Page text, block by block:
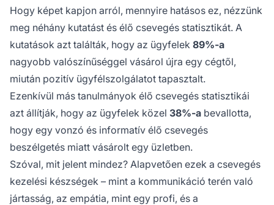
Hogy képet kapjon arról, mennyire hatásos ez, nézzünk
meg néhány kutatást és élő csevegés statisztikát. A
kutatások azt találták, hogy az ügyfelek 89%-a
nagyobb valószínűséggel vásárol újra egy cégtől,
miután pozitív ügyfélszolgálatot tapasztalt.
Ezenkívül más tanulmányok élő csevegés statisztikái
azt állítják, hogy az ügyfelek közel 38%-a bevallotta,
hogy egy vonzó és informatív élő csevegés
beszélgetés miatt vásárolt egy üzletben.
Szóval, mit jelent mindez? Alapvetően ezek a csevegés
kezelési készségek – mint a kommunikáció terén való
jártasság, az empátia, mint egy profi, és a